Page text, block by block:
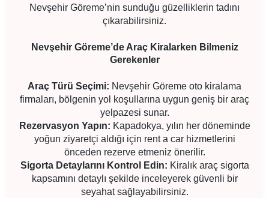
Nevşehir Göreme’nin sunduğu güzelliklerin tadını
çıkarabilirsiniz.
Nevşehir Göreme’de Araç Kiralarken Bilmeniz
Gerekenler
Araç Türü Seçimi: Nevşehir Göreme oto kiralama
firmaları, bölgenin yol koşullarına uygun geniş bir araç
yelpazesi sunar.
Rezervasyon Yapın: Kapadokya, yılın her döneminde
yoğun ziyaretçi aldığı için rent a car hizmetlerini
önceden rezerve etmeniz önerilir.
Sigorta Detaylarını Kontrol Edin: Kiralık araç sigorta
kapsamını detaylı şekilde inceleyerek güvenli bir
seyahat sağlayabilirsiniz.